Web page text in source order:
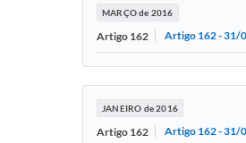
MARÇO de 2016
Artigo 162 Artigo 162 - 31/
JANEIRO de 2016
Artigo 162 Artigo 162 - 31/